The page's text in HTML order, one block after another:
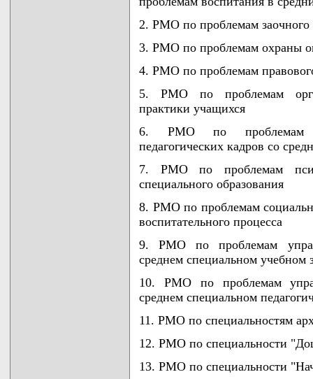
2. РМО по проблемам заочного
3. РМО по проблемам охраны
4. РМО по проблемам
5. РМО по проблемам
практики учащихся
6. РМО по проблемам
педагогических кадров со
7. РМО по проблемам
специального образования
8. РМО по проблемам
воспитательного процесса
9. РМО по проблемам
среднем специальном учебном
10. РМО по проблемам
среднем специальном
11. РМО по специальностям
12. РМО по специальности
13. РМО по специальности